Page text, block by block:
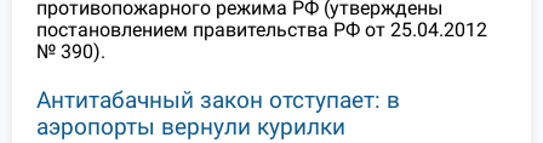
противопожарного режима РФ (утверждены
постановлением правительства РФ от 25.04.2012
№ 390).
Антитабачный закон отступает: в
аэропорты вернули курилки